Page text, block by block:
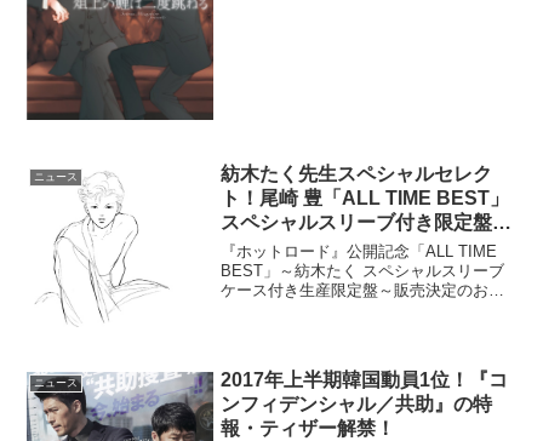
ニュース
紡木たく先生スペシャルセレク
ト！尾崎 豊「ALL TIME BEST」
スペシャルスリーブ付き限定盤
発売決定♪
『ホットロード』公開記念「ALL TIME
BEST」～紡木たく スペシャルスリーブ
ケース付き生産限定盤～販売決定のお知
である紡木た...
ニュース
2017年上半期韓国動員1位！『コ
ンフィデンシャル／共助』の特
報・ティザー解禁！